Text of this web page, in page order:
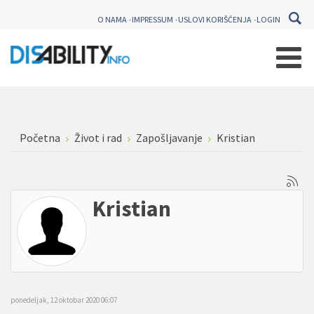
O NAMA IMPRESSUM USLOVI KORIŠĆENJA LOGIN
Početna Život i rad Zapošljavanje Kristian
Kristian
ponedeljak, 12 oktobar 2020 06:07